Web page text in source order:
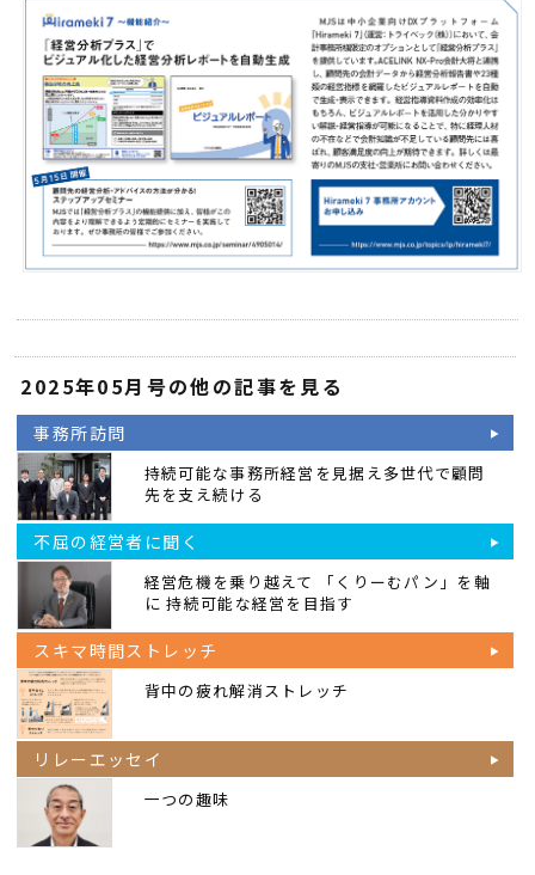
2025年05月号の他の記事を見る
事務所訪問
持続可能な事務所経営を見据え多世代で顧問
先を支え続ける
不屈の経営者に聞く
経営危機を乗り越えて 「くりーむパン」を軸
に 持続可能な経営を目指す
スキマ時間ストレッチ
背中の疲れ解消ストレッチ
リレーエッセイ
一つの趣味